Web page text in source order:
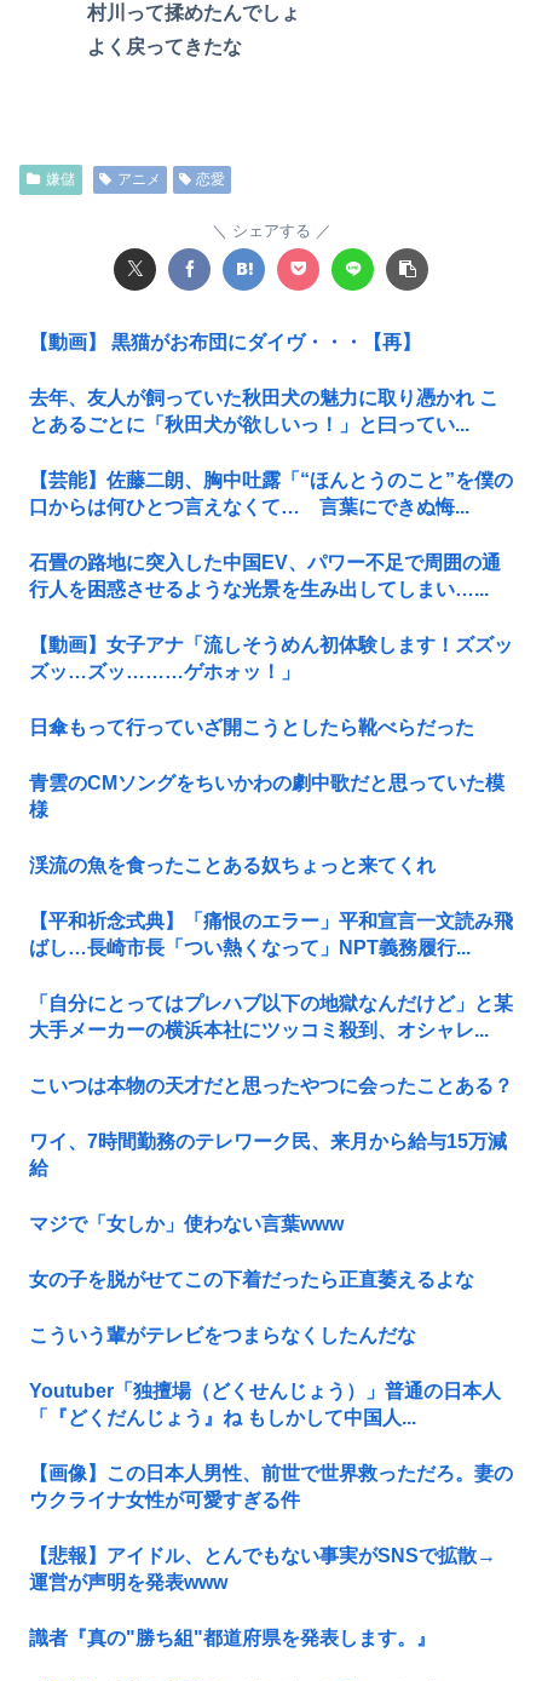
村川って揉めたんでしょ
よく戻ってきたな
嫌儲 アニメ 恋愛
シェアする
【動画】 黒猫がお布団にダイヴ・・・【再】
去年、友人が飼っていた秋田犬の魅力に取り憑かれ こ
とあるごとに「秋田犬が欲しいっ！」と曰ってい...
【芸能】佐藤二朗、胸中吐露「“ほんとうのこと”を僕の
口からは何ひとつ言えなくて… 言葉にできぬ悔...
石畳の路地に突入した中国EV、パワー不足で周囲の通
行人を困惑させるような光景を生み出してしまい…...
【動画】女子アナ「流しそうめん初体験します！ズズッ
ズッ…ズッ………ゲホォッ！」
日傘もって行っていざ開こうとしたら靴べらだった
青雲のCMソングをちいかわの劇中歌だと思っていた模
様
渓流の魚を食ったことある奴ちょっと来てくれ
【平和祈念式典】「痛恨のエラー」平和宣言一文読み飛
ばし…長崎市長「つい熱くなって」NPT義務履行...
「自分にとってはプレハブ以下の地獄なんだけど」と某
大手メーカーの横浜本社にツッコミ殺到、オシャレ...
こいつは本物の天才だと思ったやつに会ったことある？
ワイ、7時間勤務のテレワーク民、来月から給与15万減
給
マジで「女しか」使わない言葉www
女の子を脱がせてこの下着だったら正直萎えるよな
こういう輩がテレビをつまらなくしたんだな
Youtuber「独擅場（どくせんじょう）」普通の日本人
「『どくだんじょう』ね もしかして中国人...
【画像】この日本人男性、前世で世界救っただろ。妻の
ウクライナ女性が可愛すぎる件
【悲報】アイドル、とんでもない事実がSNSで拡散→
運営が声明を発表www
識者『真の"勝ち組"都道府県を発表します。』